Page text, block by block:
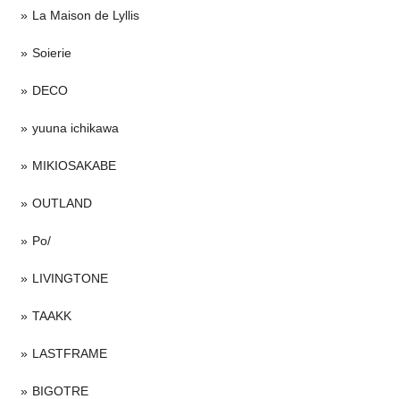
La Maison de Lyllis
Soierie
DECO
yuuna ichikawa
MIKIOSAKABE
OUTLAND
Po/
LIVINGTONE
TAAKK
LASTFRAME
BIGOTRE